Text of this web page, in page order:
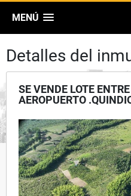
MENÚ
Detalles del
SE VENDE LOTE
AEROPUERTO